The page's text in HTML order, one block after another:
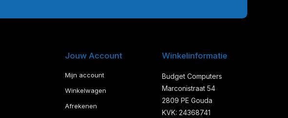
Jouw Account
Mijn account
Winkelwagen
Afrekenen
Winkelinformatie
Budget Computers
Marconistraat 54
2809 PE Gouda
KVK: 24368741